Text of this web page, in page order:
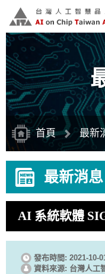
首頁 最新
最新消息
AI 系統軟體
發布時間: 2021-10-
資料來源: 台灣人工